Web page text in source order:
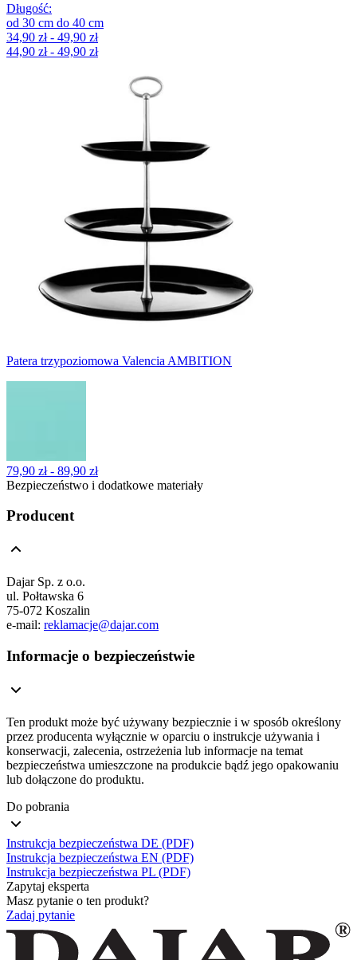
Długość:
od 30 cm do 40 cm
34,90 zł - 49,90 zł
44,90 zł - 49,90 zł
Patera trzypoziomowa Valencia AMBITION
79,90 zł - 89,90 zł
Bezpieczeństwo i dodatkowe materiały
Producent
Dajar Sp. z o.o.
ul. Połtawska 6
75-072 Koszalin
e-mail: reklamacje@dajar.com
Informacje o bezpieczeństwie
Ten produkt może być używany bezpiecznie i w sposób określony
przez producenta wyłącznie w oparciu o instrukcje używania i
konserwacji, zalecenia, ostrzeżenia lub informacje na temat
bezpieczeństwa umieszczone na produkcie bądź jego opakowaniu
lub dołączone do produktu.
Do pobrania
Instrukcja bezpieczeństwa DE (PDF)
Instrukcja bezpieczeństwa EN (PDF)
Instrukcja bezpieczeństwa PL (PDF)
Zapytaj eksperta
Masz pytanie o ten produkt?
Zadaj pytanie